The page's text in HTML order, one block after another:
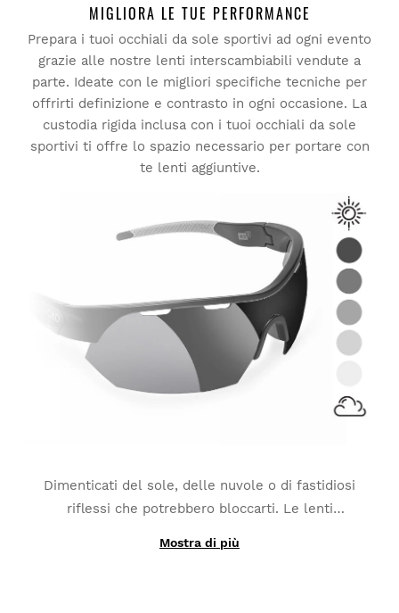
MIGLIORA LE TUE PERFORMANCE
Prepara i tuoi occhiali da sole sportivi ad ogni evento
grazie alle nostre lenti interscambiabili vendute a
parte. Ideate con le migliori specifiche tecniche per
offrirti definizione e contrasto in ogni occasione. La
custodia rigida inclusa con i tuoi occhiali da sole
sportivi ti offre lo spazio necessario per portare con
te lenti aggiuntive.
Dimenticati del sole, delle nuvole o di fastidiosi
riflessi che potrebbero bloccarti. Le lenti
: sono la scelta migliore per sport come
Grazie all'impiego di materiali fotocromatici nel
Mostra di più